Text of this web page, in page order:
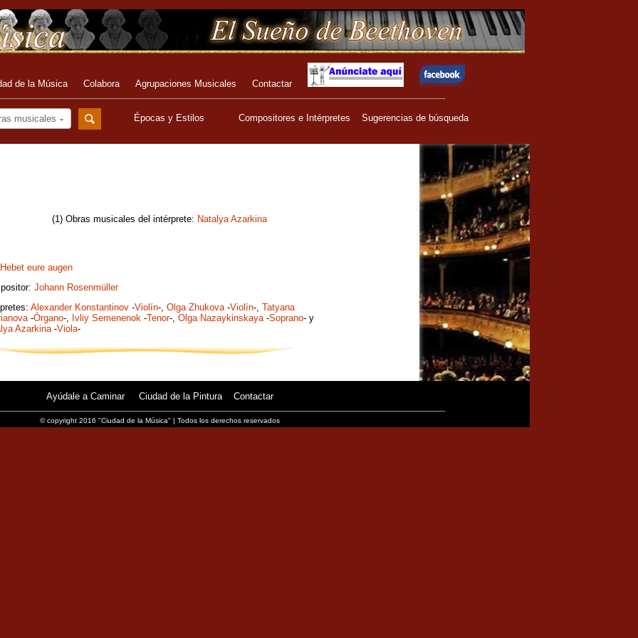
de la Música Colabora Agrupaciones Musicales Contactar
musicales Épocas y Estilos Compositores e Intérpretes Sugerencias de búsqueda
(1) Obras musicales del intérprete: Natalya Azarkina
Hebet eure augen
Johann Rosenmüller
Alexander Konstantinov -Violín-, Olga Zhukova-Violín-, Tatyana
-Órgano-, Ivliy Semenenok -Tenor-, Olga Nazaykinskaya-Soprano- y
Azarkina-Viola-
Ayúdale a Caminar Ciudad de la Pintura Contactar
© copyright 2016 "Ciudad de la Música" | Todos los derechos reservados